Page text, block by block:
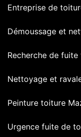
Entreprise de
Démoussage et
Recherche de
Nettoyage et
Peinture toiture
Urgence fuite de